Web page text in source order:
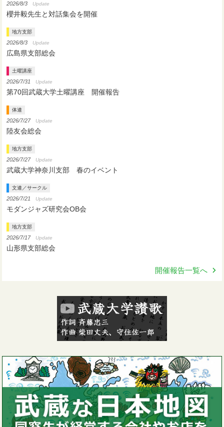
2026/8/3 Update
櫻井毅先生と対話集会を開催
地方支部
2026/8/3 Update
広島県支部総会
土曜講座
2026/7/31 Update
第70回武蔵大学土曜講座 開催報告
体連
2026/7/27 Update
陸友会総会
地方支部
2026/7/27 Update
武蔵大学神奈川支部 春のイベント
文連／サークル
2026/7/21 Update
モダンジャズ研究会OB会
地方支部
2026/7/17 Update
山形県支部総会
開催報告一覧へ